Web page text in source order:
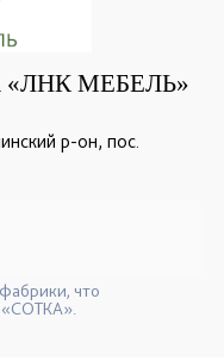
МЕБЕЛЬ»
р-он, пос.
что
«СОТКА».